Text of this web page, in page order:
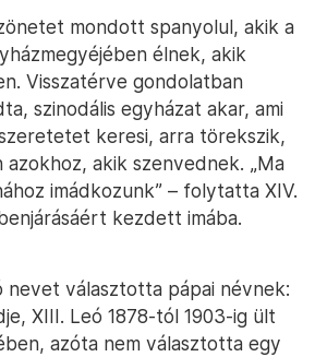
mondott spanyolul, akik a
élnek, akik
Visszatérve gondolatban
szinodális egyházat akar, ami
keresi, arra törekszik,
akik szenvednek. „Ma
imádkozunk” – folytatta XIV.
kezdett imába.
nevet választotta pápai névnek:
XIII. Leó 1878-tól 1903-ig ült
azóta nem választotta egy